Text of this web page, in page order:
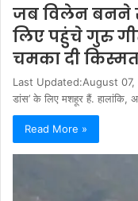
जब विलेन बनने
लिए पहुंचे गुरु
चमका दी
Last Updated:August 07,
डांस’ के लिए मशहूर हैं. हालांकि,
Read More »